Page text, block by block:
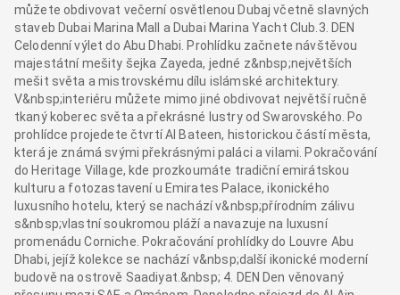
můžete obdivovat večerní osvětlenou Dubaj včetně slavných
staveb Dubai Marina Mall a Dubai Marina Yacht Club.3. DEN
Celodenní výlet do Abu Dhabi. Prohlídku začnete návštěvou
majestátní mešity šejka Zayeda, jedné z&nbsp;největších
mešit světa a mistrovskému dílu islámské architektury.
V&nbsp;interiéru můžete mimo jiné obdivovat největší ručně
tkaný koberec světa a překrásné lustry od Swarovského. Po
prohlídce projedete čtvrtí Al Bateen, historickou částí města,
která je známá svými překrásnými paláci a vilami. Pokračování
do Heritage Village, kde prozkoumáte tradiční emirátskou
kulturu a fotozastavení u Emirates Palace, ikonického
luxusního hotelu, který se nachází v&nbsp;přírodním zálivu
s&nbsp;vlastní soukromou pláží a navazuje na luxusní
promenádu Corniche. Pokračování prohlídky do Louvre Abu
Dhabi, jejíž kolekce se nachází v&nbsp;další ikonické moderní
budově na ostrově Saadiyat.&nbsp; 4. DEN Den věnovaný